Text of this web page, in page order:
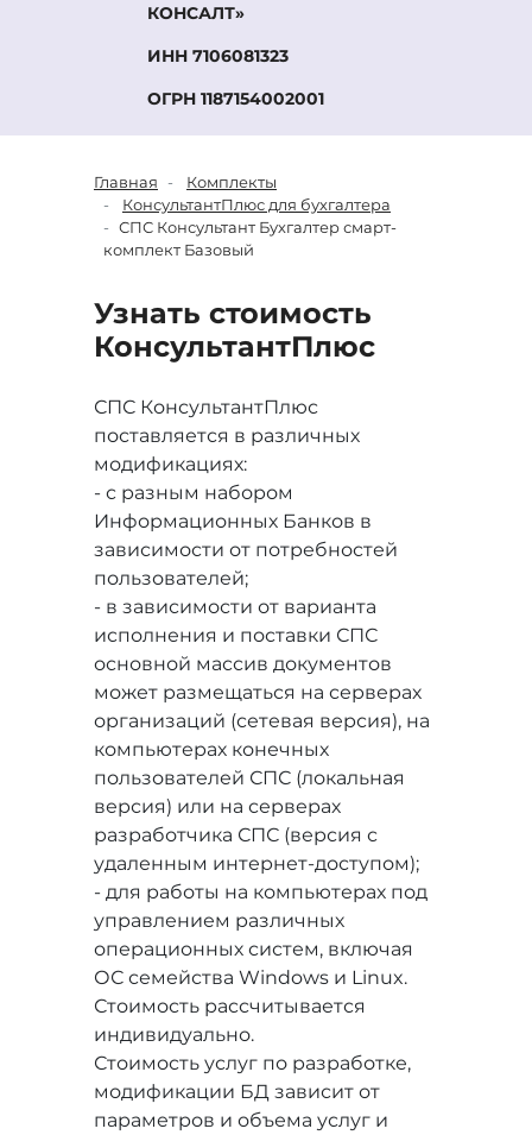
КОНСАЛТ»
ИНН 7106081323
ОГРН 1187154002001
Главная
Комплекты
КонсультантПлюс для бухгалтера
СПС Консультант Бухгалтер смарт-
комплект Базовый
Узнать стоимость
КонсультантПлюс
СПС КонсультантПлюс
поставляется в различных
модификациях:
- с разным набором
Информационных Банков в
зависимости от потребностей
пользователей;
- в зависимости от варианта
исполнения и поставки СПС
основной массив документов
может размещаться на серверах
организаций (сетевая версия), на
компьютерах конечных
пользователей СПС (локальная
версия) или на серверах
разработчика СПС (версия с
удаленным интернет-доступом);
- для работы на компьютерах под
управлением различных
операционных систем, включая
ОС семейства Windows и Linux.
Стоимость рассчитывается
индивидуально.
Стоимость услуг по разработке,
модификации БД зависит от
параметров и объема услуг и